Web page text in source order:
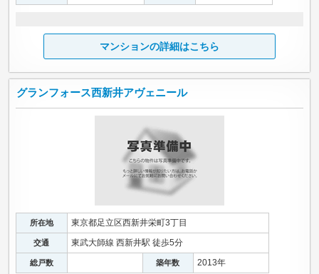
マンションの詳細はこちら
グランフォース西新井アヴェニール
所在地 東京都足立区西新井栄町3丁目
交通 東武大師線 西新井駅 徒歩5分
総戸数 築年数 2013年